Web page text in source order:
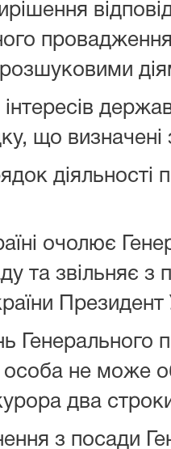
що
очолює
та звільняє з
Президент
Генерального
не може
два
з посади